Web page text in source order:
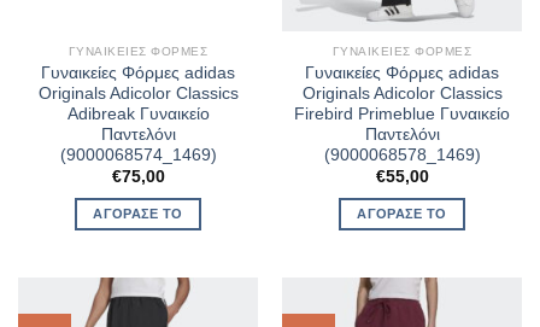
ΓΥΝΑΙΚΕΊΕΣ ΦΌΡΜΕΣ
Γυναικείες Φόρμες adidas
Originals Adicolor Classics
Adibreak Γυναικείο
Παντελόνι
(9000068574_1469)
€75,00
ΑΓΌΡΑΣΈ ΤΟ
ΓΥΝΑΙΚΕΊΕΣ ΦΌΡΜΕΣ
Γυναικείες Φόρμες adidas
Originals Adicolor Classics
Firebird Primeblue Γυναικείο
Παντελόνι
(9000068578_1469)
€55,00
ΑΓΌΡΑΣΈ ΤΟ